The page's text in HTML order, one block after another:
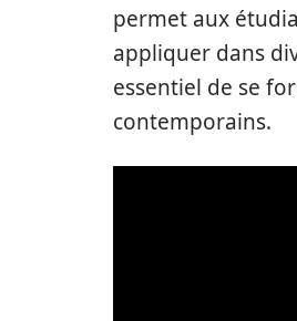
permet aux
appliquer dans
essentiel de se
contemporains.